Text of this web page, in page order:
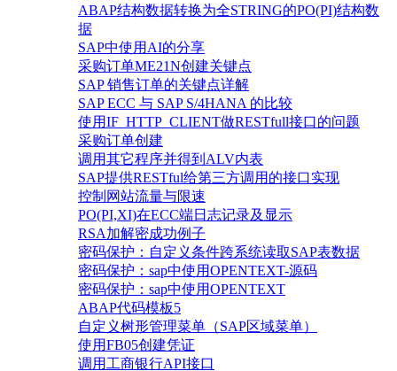
ABAP结构数据转换为全STRING的PO(PI)结构数
据
SAP中使用AI的分享
采购订单ME21N创建关键点
SAP 销售订单的关键点详解
SAP ECC 与 SAP S/4HANA 的比较
使用IF_HTTP_CLIENT做RESTfull接口的问题
采购订单创建
调用其它程序并得到ALV内表
SAP提供RESTful给第三方调用的接口实现
控制网站流量与限速
PO(PI,XI)在ECC端日志记录及显示
RSA加解密成功例子
密码保护：自定义条件跨系统读取SAP表数据
密码保护：sap中使用OPENTEXT-源码
密码保护：sap中使用OPENTEXT
ABAP代码模板5
自定义树形管理菜单（SAP区域菜单）
使用FB05创建凭证
调用工商银行API接口